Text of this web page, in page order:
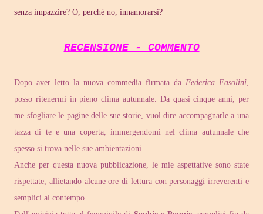
senza impazzire? O, perché no, innamorarsi?
RECENSIONE - COMMENTO
Dopo aver letto la nuova commedia firmata da Federica Fasolini,
posso ritenermi in pieno clima autunnale. Da quasi cinque anni, per
me sfogliare le pagine delle sue storie, vuol dire accompagnarle a una
tazza di te e una coperta, immergendomi nel clima autunnale che
spesso si trova nelle sue ambientazioni.
Anche per questa nuova pubblicazione, le mie aspettative sono state
rispettate, allietando alcune ore di lettura con personaggi irreverenti e
semplici al contempo.